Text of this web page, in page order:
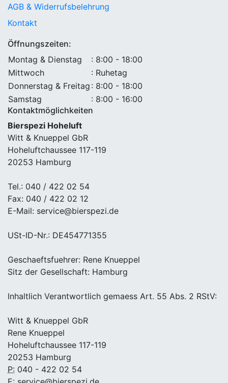
AGB & Widerrufsbelehrung
Kontakt
Öffnungszeiten:
Montag & Dienstag
: 8:00 - 18:00
Mittwoch
: Ruhetag
Donnerstag & Freitag : 8:00 - 18:00
Samstag
: 8:00 - 16:00
Kontaktmöglichkeiten
Bierspezi Hoheluft
Witt & Knueppel GbR
Hoheluftchaussee 117-119
20253 Hamburg
Tel.: 040 / 422 02 54
Fax: 040 / 422 02 12
E-Mail: service@bierspezi.de
USt-ID-Nr.: DE454771355
Geschaeftsfuehrer: Rene Knueppel
Sitz der Gesellschaft: Hamburg
Inhaltlich Verantwortlich gemaess Art. 55 Abs. 2 RStV:
Witt & Knueppel GbR
Rene Knueppel
Hoheluftchaussee 117-119
20253 Hamburg
P: 040 - 422 02 54